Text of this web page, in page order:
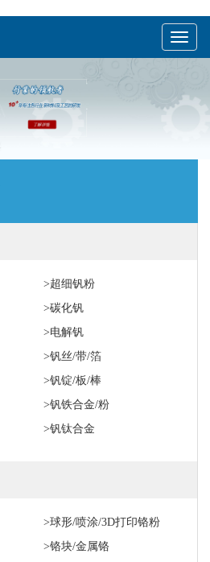
menu
>超细钒粉
>碳化钒
>电解钒
>钒丝/带/箔
>钒锭/板/棒
>钒铁合金/粉
>钒钛合金
>球形/喷涂/3D打印铬粉
>铬块/金属铬